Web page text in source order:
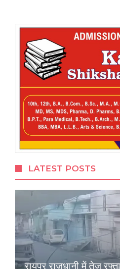
LATEST POSTS
रायपुर राजधानी में तेज